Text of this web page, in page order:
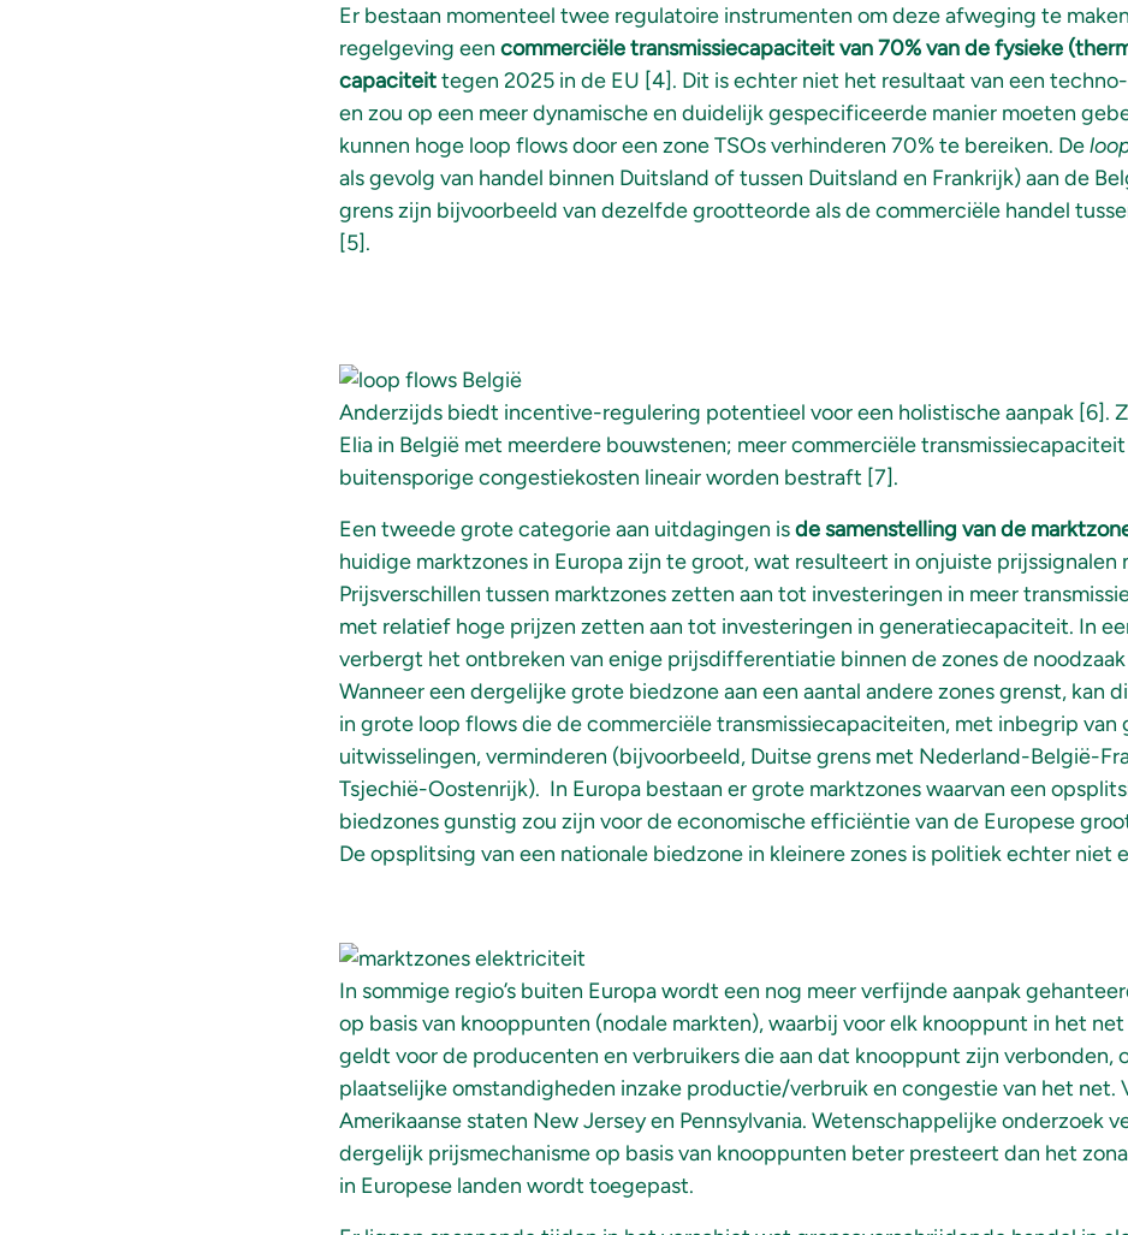
Er bestaan momenteel twee regulatoire instrumenten om deze afweging te
regelgeving een commerciële transmissiecapaciteit van 70% van de fysieke
capaciteittegen 2025 in de EU [4]. Dit is echter niet het resultaat van een
en zou op een meer dynamische en duidelijk gespecificeerde manier moeten
kunnen hoge loop flows door een zone TSOs verhinderen 70% te bereiken. De
als gevolg van handel binnen Duitsland of tussen Duitsland en Frankrijk) aan de
grens zijn bijvoorbeeld van dezelfde grootteorde als de commerciële handel
[5].
Anderzijds biedt incentive-regulering potentieel voor een holistische aanpak [6].
Elia in België met meerdere bouwstenen; meer commerciële
buitensporige congestiekosten lineair worden bestraft [7].
Een tweede grote categorie aan uitdagingen isde samenstelling van de
huidige marktzones in Europa zijn te groot, wat resulteert in onjuiste prijssignalen
Prijsverschillen tussen marktzones zetten aan tot investeringen in meer
met relatief hoge prijzen zetten aan tot investeringen in generatiecapaciteit. In
verbergt het ontbreken van enige prijsdifferentiatie binnen de zones de
Wanneer een dergelijke grote biedzone aan een aantal andere zones grenst, kan
in grote loop flows die de commerciële transmissiecapaciteiten, met inbegrip van
uitwisselingen, verminderen (bijvoorbeeld, Duitse grens met Nederland-België-
Tsjechië-Oostenrijk). In Europa bestaan er grote marktzones waarvan een
biedzones gunstig zou zijn voor de economische efficiëntie van de Europese
De opsplitsing van een nationale biedzone in kleinere zones is politiek echter niet
In sommige regio’s buiten Europa wordt een nog meer verfijnde aanpak
op basis van knooppunten (nodale markten), waarbij voor elk knooppunt in het
geldt voor de producenten en verbruikers die aan dat knooppunt zijn verbonden,
plaatselijke omstandigheden inzake productie/verbruik en congestie van het net.
Amerikaanse staten New Jersey en Pennsylvania. Wetenschappelijke onderzoek
dergelijk prijsmechanisme op basis van knooppunten beter presteert dan het
in Europese landen wordt toegepast.